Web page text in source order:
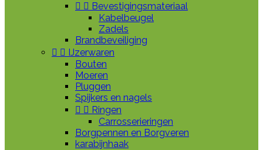
  Bevestigingsmateriaal
Kabelbeugel
Zadels
Brandbeveiliging
  IJzerwaren
Bouten
Moeren
Pluggen
Spijkers en nagels
  Ringen
Carrosserieringen
Borgpennen en Borgveren
karabijnhaak